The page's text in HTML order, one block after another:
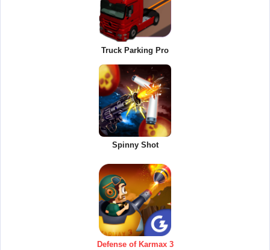
Truck Parking Pro
Spinny Shot
Defense of Karmax 3